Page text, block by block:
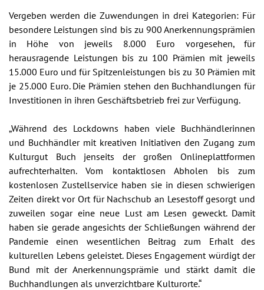
Vergeben werden die Zuwendungen in drei Kategorien: Für
besondere Leistungen sind bis zu 900 Anerkennungsprämien
in Höhe von jeweils 8.000 Euro vorgesehen, für
herausragende Leistungen bis zu 100 Prämien mit jeweils
15.000 Euro und für Spitzenleistungen bis zu 30 Prämien mit
je 25.000 Euro. Die Prämien stehen den Buchhandlungen für
Investitionen in ihren Geschäftsbetrieb frei zur Verfügung.
„Während des Lockdowns haben viele Buchhändlerinnen
und Buchhändler mit kreativen Initiativen den Zugang zum
Kulturgut Buch jenseits der großen Onlineplattformen
aufrechterhalten. Vom kontaktlosen Abholen bis zum
kostenlosen Zustellservice haben sie in diesen schwierigen
Zeiten direkt vor Ort für Nachschub an Lesestoff gesorgt und
zuweilen sogar eine neue Lust am Lesen geweckt. Damit
haben sie gerade angesichts der Schließungen während der
Pandemie einen wesentlichen Beitrag zum Erhalt des
kulturellen Lebens geleistet. Dieses Engagement würdigt der
Bund mit der Anerkennungsprämie und stärkt damit die
Buchhandlungen als unverzichtbare Kulturorte.“